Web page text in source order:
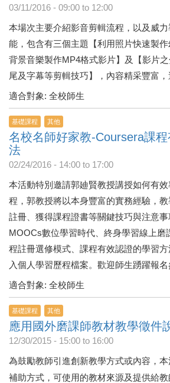
03/11/2016 - 09:00 to 12:00
本場次主要介紹影音剪輯流程，以及威
能，包含有三個主題【利用照片快速製
背景音樂製作MP4格式影片】及【影片
尾及字幕等剪輯技巧】，內容精采豐富，
適合對象: 全校師生
基礎課程 其他
名校名師好家教-Coursera課
法
02/24/2016 - 14:00 to 17:00
本活動特別邀請郭廸賢教授講授如何有
程，郭教授將以本身豐富的實務經驗，
註冊、獲得課程證書等關鍵技巧與注意
MOOCs數位學習時代、終身學習線上磨
程註冊選修模式、課程有效認證的學習
入個人學習歷程檔案。歡迎師生踴躍報名
適合對象: 全校師生
基礎課程 其他
應用國外磨課師教材教學徵件
12/30/2015 - 15:00 to 16:00
為鼓勵教師引進創新教學方式或內容，
補助方式，可使用的教材來源及提供給教